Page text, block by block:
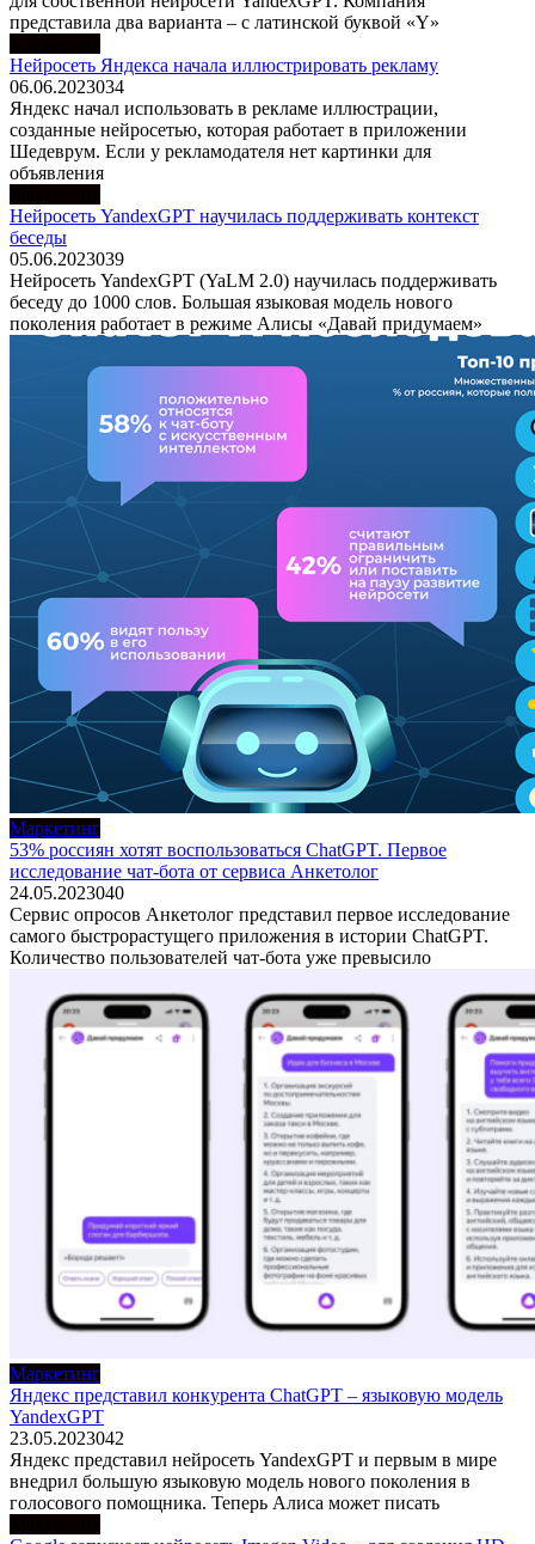
представила два варианта – с латинской буквой «Y»
Нейросеть Яндекса начала иллюстрировать рекламу
06.06.2023034
Яндекс начал использовать в рекламе иллюстрации,
созданные нейросетью, которая работает в приложении
Шедеврум. Если у рекламодателя нет картинки для
объявления
Нейросеть YandexGPT научилась поддерживать контекст
беседы
05.06.2023039
Нейросеть YandexGPT (YaLM 2.0) научилась поддерживать
беседу до 1000 слов. Большая языковая модель нового
поколения работает в режиме Алисы «Давай придумаем»
Маркетинг
53% россиян хотят воспользоваться ChatGPT. Первое
исследование чат-бота от сервиса Анкетолог
24.05.2023040
Сервис опросов Анкетолог представил первое исследование
самого быстрорастущего приложения в истории ChatGPT.
Количество пользователей чат-бота уже превысило
Маркетинг
Яндекс представил конкурента ChatGPT – языковую модель
YandexGPT
23.05.2023042
Яндекс представил нейросеть YandexGPT и первым в мире
внедрил большую языковую модель нового поколения в
голосового помощника. Теперь Алиса может писать